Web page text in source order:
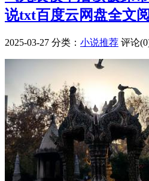
说txt百度云网盘全文
2025-03-27 分类： 小说推荐 评论